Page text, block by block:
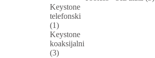
Keystone
telefonski
(1)
Keystone
koaksijalni
(3)